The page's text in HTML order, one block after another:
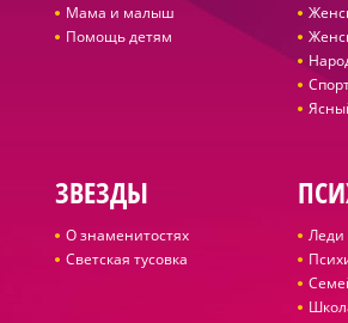
Мама и малыш
Помощь детям
ЗВЕЗДЫ
О знаменитостях
Светская тусовка
Леди